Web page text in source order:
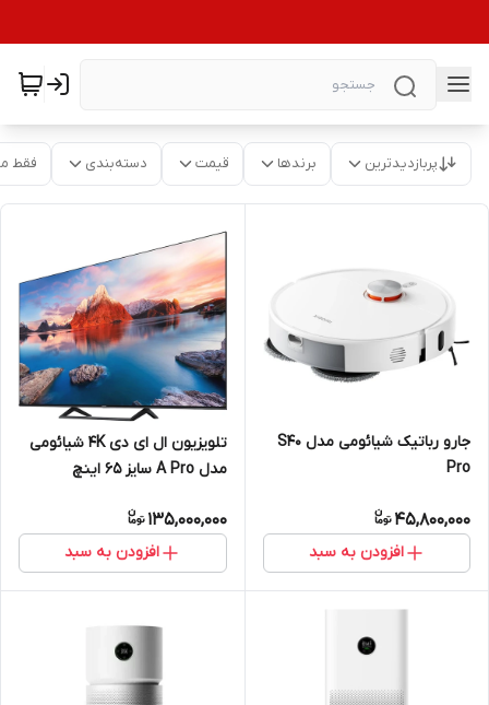
پربازدیدترین برندها قیمت دسته‌بندی فقط
جارو رباتیک شیائومی مدل S40
Pro
45,800,000
افزودن به سبد
تلویزیون ال ای دی 4K شیائومی
مدل A Pro سایز 65 اینچ
135,000,000
افزودن به سبد